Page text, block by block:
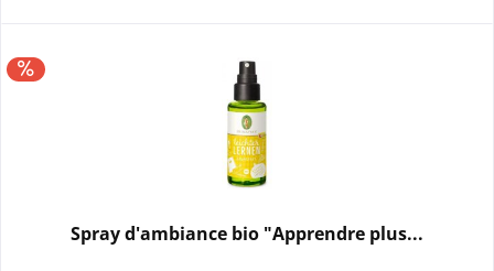
Spray d'ambiance bio "Apprendre plus...